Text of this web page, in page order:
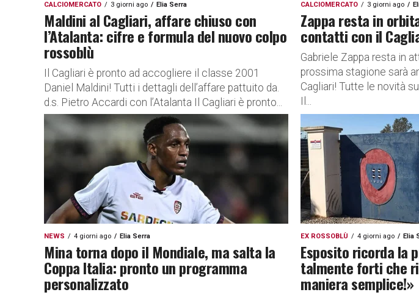
CALCIOMERCATO 3 giorni ago Elia Serra
Maldini al Cagliari, affare chiuso con
l’Atalanta: cifre e formula del nuovo colpo
rossoblù
Il Cagliari è pronto ad accogliere il classe 2001
Daniel Maldini! Tutti i dettagli dell’affare pattuito da.
d.s. Pietro Accardi con l’Atalanta Il Cagliari è pronto...
CALCIOMERCATO 3 giorni ago
Zappa resta in
contatti con il
Gabriele Zappa resta in
prossima stagione sarà
Cagliari! Tutte le novità
Il...
NEWS 4 giorni ago Elia Serra
Mina torna dopo il Mondiale, ma salta la
Coppa Italia: pronto un programma
personalizzato
EX ROSSOBLÙ 4 giorni ago Elia
Esposito ricorda la
talmente forti che
maniera semplice!»